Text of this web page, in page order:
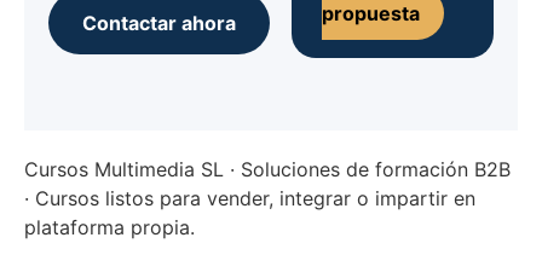
Contactar ahora
propuesta
Cursos Multimedia SL · Soluciones de formación B2B
· Cursos listos para vender, integrar o impartir en
plataforma propia.